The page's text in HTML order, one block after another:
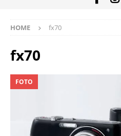
HOME fx70
fx70
FOTO